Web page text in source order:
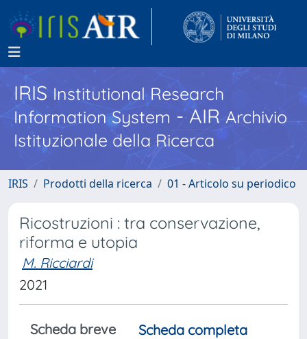
IRISInstitutional Research
Information System - AIR Archivio
Istituzionale della Ricerca
IRIS Prodotti della ricerca 01 - Articolo su periodico
Ricostruzioni : tra conservazione,
riforma e utopia
M. Ricciardi
2021
Scheda breve
Scheda completa